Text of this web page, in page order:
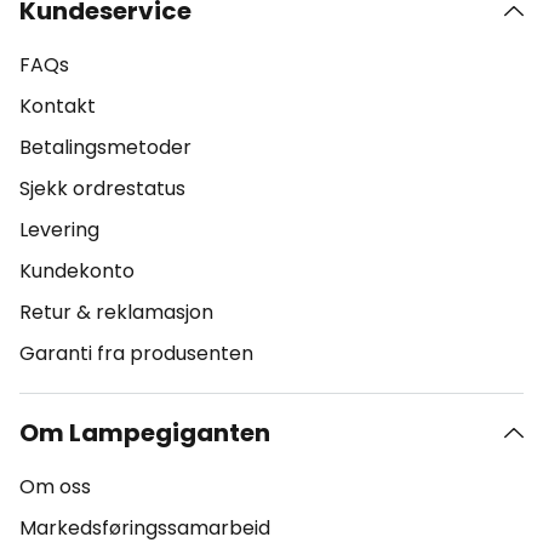
Kundeservice
FAQs
Kontakt
Betalingsmetoder
Sjekk ordrestatus
Levering
Kundekonto
Retur & reklamasjon
Garanti fra produsenten
Om Lampegiganten
Om oss
Markedsføringssamarbeid